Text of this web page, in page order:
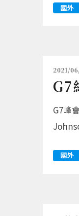
國外
2021/
G7
G7峰
國外